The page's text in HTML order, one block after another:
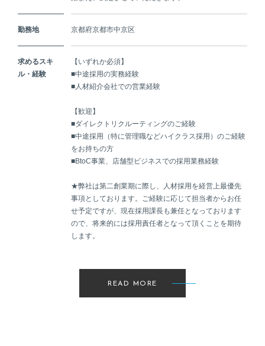
勤務地 京都府京都市中京区
求めるスキ
ル・経験
【いずれか必須】
■中途採用の実務経験
■人材紹介会社での営業経験
【歓迎】
■ダイレクトリクルーティングのご経験
■中途採用（特に管理職などハイクラス採用）のご経験
をお持ちの方
■BtoC事業、店舗型ビジネスでの採用業務経験
★弊社は第二創業期に際し、人材採用を経営上最優先
事項としております。ご経験に応じて担当者からお任
せ予定ですが、現在採用課長も兼任となっております
ので、将来的には採用責任者となって頂くことを期待
します。
READ MORE